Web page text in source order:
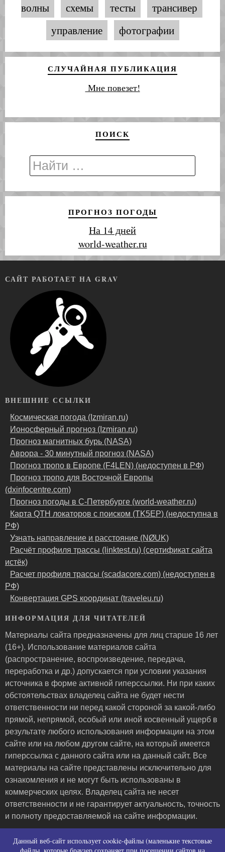
волны
схемы тесты
трансивер
управление
фотографии
СЛУЧАЙНАЯ ПУБЛИКАЦИЯ
Мне повезет!
ПОИСК
ПРОГНОЗ ПОГОДЫ
На 14 дней
world-weather.ru
САЙТ РАБОТАЕТ НА GRAV
ВНЕШНИЕ ССЫЛКИ
Космическая погода (Izmiran.ru)
Ионосферный прогноз (Izmiran.ru)
Прогноз магнитных бурь (NASA)
Аврора - 30 минутный прогноз (NASA)
Прогноз тропо в Европе (F4LEN) (недоступен в РФ)
Прогноз тропо для Восточной Европы
(dxinfocentre.com)
Прогноз погоды в С-Петербурге (world-weather.ru)
Карта QTH локаторов с поиском (TK5EP) (недоступна в
РФ)
Узнать направление и расстояние (NØUK)
Расчёт профиля трассы (linktest.ru) (сертификат сайта
истёк)
Расчет профиля трассы (scadacore.com) (недоступен в
РФ)
Конвертация GPS координат (traveleu.ru)
ИНФОРМАЦИЯ ДЛЯ ЧИТАТЕЛЕЙ
Материалы сайта предназначены для лиц старше 16 лет
(16+). Использование материалов сайта
(распространение, воспроизведение, передача,
переработка и др.) допускается при условии указания
источника в форме активной гиперссылки. Ни при каких
обстоятельствах владелец сайта не будет нести
ответственности ни перед какой стороной за какой-либо
прямой, непрямой, особый или иной косвенный ущерб в
результате любого использования информации на этом
сайте или на любом другом сайте, на который имеется
гиперссылка с данного сайта или на данный сайт. Все
материалы на сайте представлены исключительно для
ознакомления и не могут быть использованы в
коммерческих целях. Владелец сайта не несет
ответственности и не гарантирует актуальность, точность
и полноту предоставляемой на сайте информации.
Политика конфиденциальности (политика в
Данный веб-сайт использует cookie-файлы (маленькие текстовые